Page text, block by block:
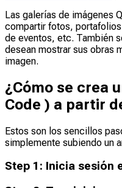
Las galerías de imágenes
compartir fotos,
de eventos, etc. También
desean mostrar sus obras
imagen.
¿Cómo se crea
Code ) a partir
Estos son los sencillos
simplemente subiendo un
Step 1 : Inicia sesión